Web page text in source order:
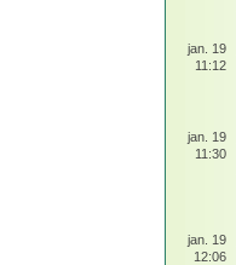
jan. 19
11:12
jan. 19
11:30
jan. 19
12:06